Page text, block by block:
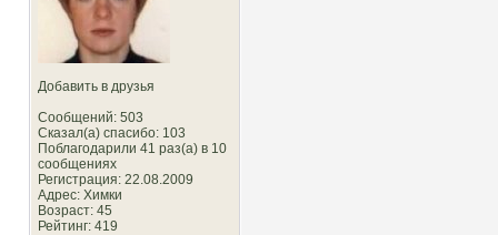
Добавить в друзья
Сообщений: 503
Сказал(а) спасибо: 103
Поблагодарили 41 раз(а) в 10
сообщениях
Регистрация: 22.08.2009
Адрес: Химки
Возраст: 45
Рейтинг: 419